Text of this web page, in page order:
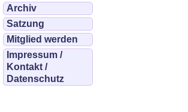
Archiv
Satzung
Mitglied werden
Impressum /
Kontakt /
Datenschutz